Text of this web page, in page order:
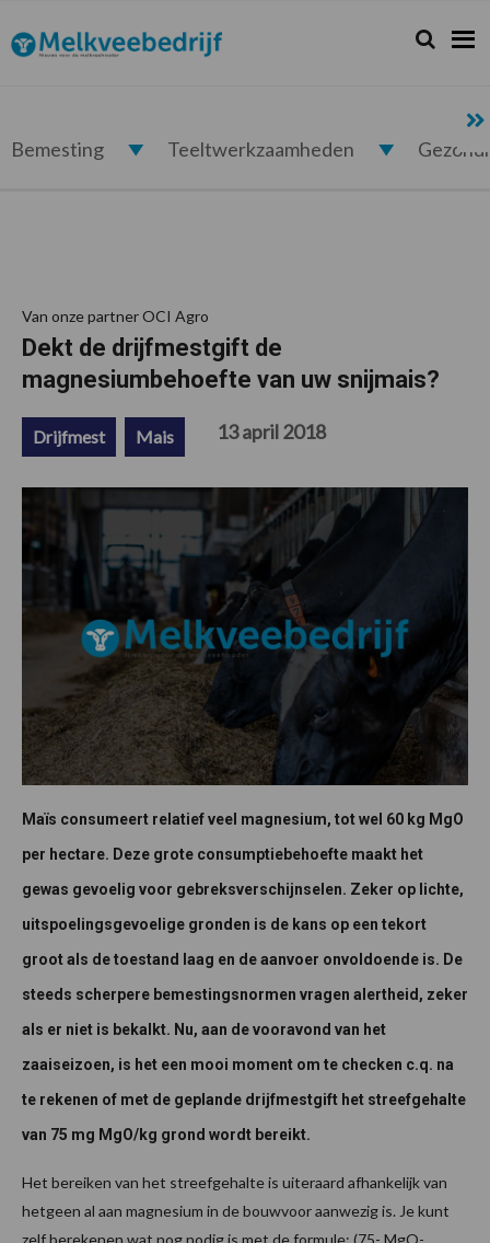
de
hoofdnavigatie
de
hoofd
de
eerste
de
voettekst
Melkveebedrijf.nl Zoeken...
Zoek
Bemesting Teeltwerkzaamheden
Van onze partner OCI Agro
Dekt de drijfmestgift de
magnesiumbehoefte van uw snijmais?
Drijfmest Mais 13 april 2018
Maïs consumeert relatief veel magnesium, tot wel 60 kg MgO
per hectare. Deze grote consumptiebehoefte maakt het
gewas gevoelig voor gebreksverschijnselen. Zeker op lichte,
uitspoelingsgevoelige gronden is de kans op een tekort
groot als de toestand laag en de aanvoer onvoldoende is. De
steeds scherpere bemestingsnormen vragen alertheid, zeker
als er niet is bekalkt. Nu, aan de vooravond van het
zaaiseizoen, is het een mooi moment om te checken c.q. na
te rekenen of met de geplande drijfmestgift het streefgehalte
van 75 mg MgO/kg grond wordt bereikt.
Het bereiken van het streefgehalte is uiteraard afhankelijk van
hetgeen al aan magnesium in de bouwvoor aanwezig is. Je kunt
zelf berekenen wat nog nodig is met de formule: (75- MgO-